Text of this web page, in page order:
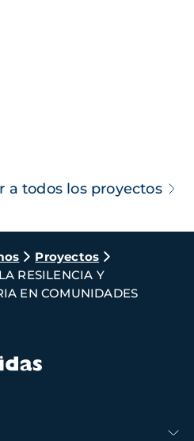
a todos los proyectos
Proyectos
RESILENCIA Y
EN COMUNIDADES